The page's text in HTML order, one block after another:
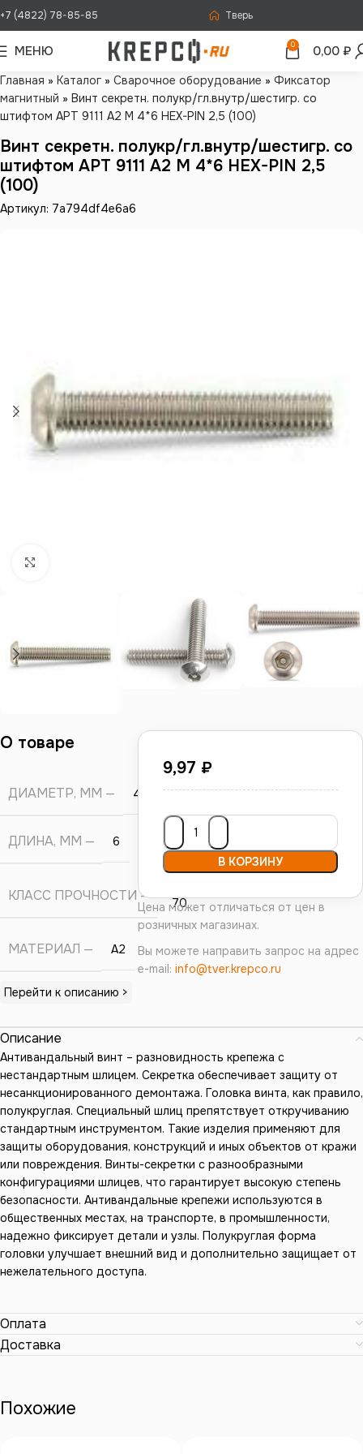
+7 (4822) 78-85-85 Тверь
МЕНЮ 0 0,00 ₽
Главная » Каталог » Сварочное оборудование » Фиксатор
магнитный » Винт секретн. полукр/гл.внутр/шестигр. со
штифтом АРТ 9111 А2 M 4*6 HEX-PIN 2,5 (100)
Винт секретн. полукр/гл.внутр/шестигр. со
штифтом АРТ 9111 А2 M 4*6 HEX-PIN 2,5
(100)
Артикул: 7a794df4e6a6
9,97 ₽
В КОРЗИНУ
Цена может отличаться от цен в
розничных магазинах.
Вы можете направить запрос на адрес
e-mail: info@tver.krepco.ru
О товаре
ДИАМЕТР, ММ 4
ДЛИНА, ММ 6
КЛАСС ПРОЧНОСТИ
70
МАТЕРИАЛ А2
Перейти к описанию >
Описание
Антивандальный винт – разновидность крепежа с
нестандартным шлицем. Секретка обеспечивает защиту от
несанкционированного демонтажа. Головка винта, как правило,
полукруглая. Специальный шлиц препятствует откручиванию
стандартным инструментом. Такие изделия применяют для
защиты оборудования, конструкций и иных объектов от кражи
или повреждения. Винты-секретки с разнообразными
конфигурациями шлицев, что гарантирует высокую степень
безопасности. Антивандальные крепежи используются в
общественных местах, на транспорте, в промышленности,
надежно фиксирует детали и узлы. Полукруглая форма
головки улучшает внешний вид и дополнительно защищает от
нежелательного доступа.
Оплата
Доставка
Похожие